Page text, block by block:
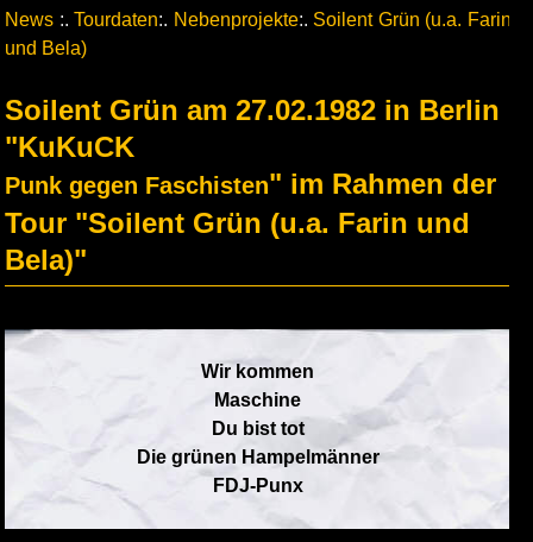
News :.Tourdaten:. Nebenprojekte:. Soilent Grün (u.a. Farin
und Bela)
Soilent Grün am 27.02.1982 in Berlin
"KuKuCK
Punk gegen Faschisten" im Rahmen der
Tour "Soilent Grün (u.a. Farin und
Bela)"
Wir kommen
Maschine
Du bist tot
Die grünen Hampelmänner
FDJ-Punx